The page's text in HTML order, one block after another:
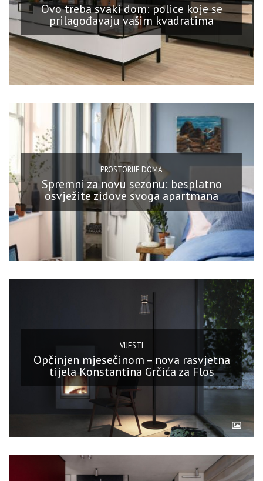
Ovo treba svaki dom: police koje se
prilagođavaju vašim kvadratima
PROSTORIJE DOMA
Spremni za novu sezonu: besplatno
osvježite zidove svoga apartmana
VIJESTI
Opčinjen mjesečinom – nova rasvjetna
tijela Konstantina Grčića za Flos